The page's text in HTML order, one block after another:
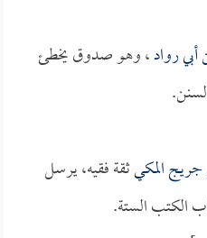
رواد، وهو صدوق يخطئ
جريج المكيثقة فقيه، يرسل
الكتب الستة.